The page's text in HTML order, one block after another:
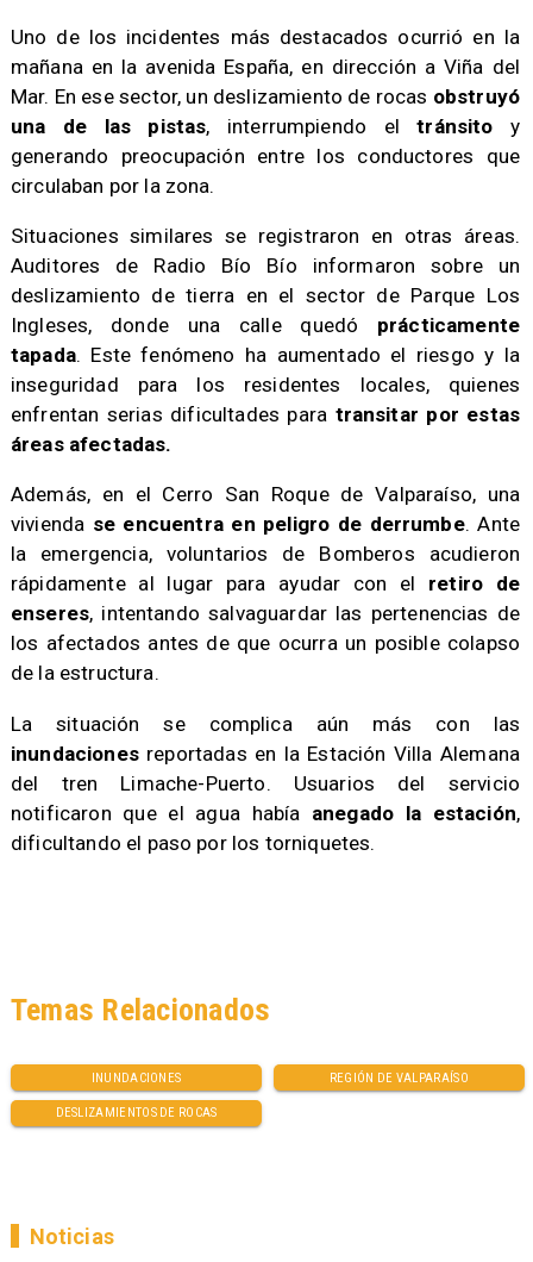
Uno de los incidentes más destacados ocurrió en la
mañana en la avenida España, en dirección a Viña del
Mar. En ese sector, un deslizamiento de rocas obstruyó
una de las pistas, interrumpiendo eltránsito y
generando preocupación entre los conductores que
circulaban por la zona.
Situaciones similares se registraron en otras áreas.
Auditores de Radio Bío Bío informaron sobre un
deslizamiento de tierra en el sector de Parque Los
Ingleses, donde una calle quedó prácticamente
tapada. Este fenómeno ha aumentado el riesgo y la
inseguridad para los residentes locales, quienes
enfrentan serias dificultades para transitar por estas
áreas afectadas.
Además, en el Cerro San Roque de Valparaíso, una
vivienda se encuentra en peligro de derrumbe. Ante
la emergencia, voluntarios de Bomberos acudieron
rápidamente al lugar para ayudar con el retiro de
enseres, intentando salvaguardar las pertenencias de
los afectados antes de que ocurra un posible colapso
de la estructura.
La situación se complica aún más con las
inundacionesreportadas en la Estación Villa Alemana
del tren Limache-Puerto. Usuarios del servicio
notificaron que el agua había anegado la estación,
dificultando el paso por los torniquetes.
INUNDACIONES REGIÓN DE VALPARAÍSO
DESLIZAMIENTOS DE ROCAS
Temas Relacionados
Noticias